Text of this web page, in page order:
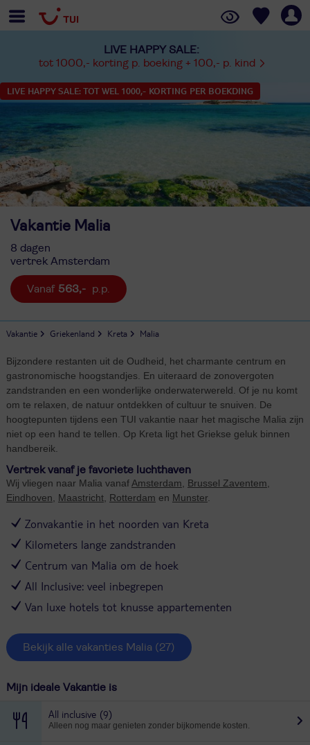
LIVE HAPPY SALE:
tot 1000,- korting p. boeking + 100,- p. kind
LIVE HAPPY SALE: TOT WEL 1000,- KORTING PER BOEKDING
Vakantie Malia
8 dagen
vertrek Amsterdam
563,-
Vakantie Griekenland Kreta Malia
Bijzondere restanten uit de Oudheid, het charmante centrum en
gastronomische hoogstandjes. En uiteraard de zonovergoten
zandstranden en een wonderlijke onderwaterwereld. Of je nu komt
om te relaxen, de natuur ontdekken of cultuur te snuiven. De
hoogtepunten tijdens een TUI vakantie naar het magische Malia zijn
niet op een hand te tellen. Op Kreta ligt het Griekse geluk binnen
handbereik.
Vertrek vanaf je favoriete luchthaven
Wij vliegen naar Malia vanaf Amsterdam Brussel Zaventem
Eindhoven
Maastricht, Rotterdam en Munster.
Zonvakantie in het noorden van Kreta
Kilometers lange zandstranden
Centrum van Malia om de hoek
All Inclusive: veel inbegrepen
Van luxe hotels tot knusse appartementen
Bekijk alle vakanties Malia (27)
Mijn ideale Vakantie is
All inclusive (9)
Alleen nog maar genieten zonder bijkomende kosten.